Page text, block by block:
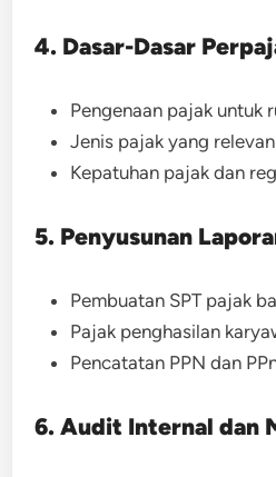
4. Dasar-Dasar
Pengenaan pajak untuk
Jenis pajak yang relevan
Kepatuhan pajak dan
5. Penyusunan
Pembuatan SPT pajak
Pajak penghasilan
Pencatatan PPN dan
6. Audit Internal dan